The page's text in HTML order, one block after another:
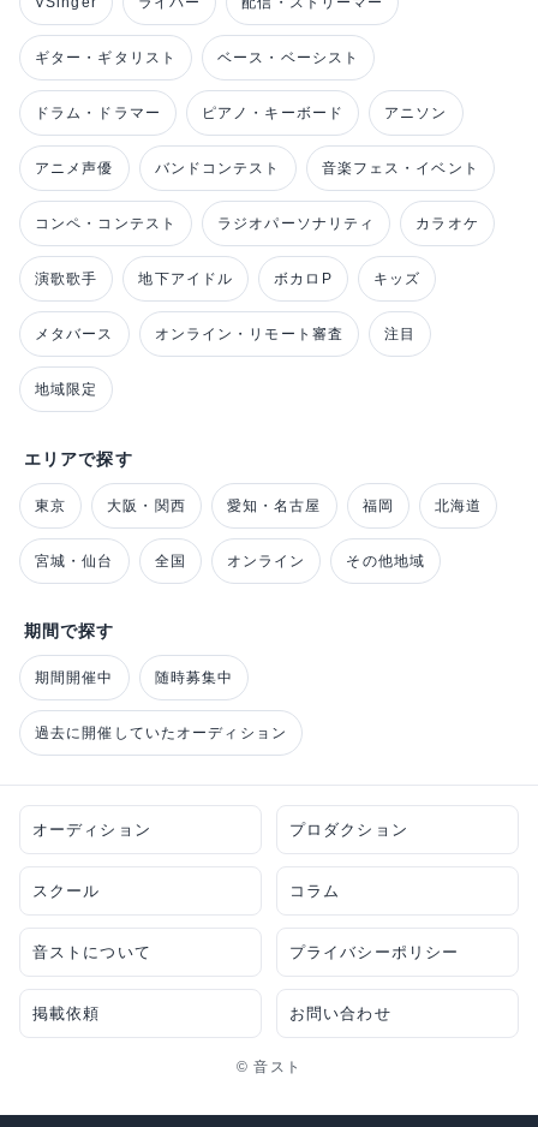
ギター・ギタリスト ベース・ベーシスト
ドラム・ドラマー ピアノ・キーボード アニソン
アニメ声優 バンドコンテスト 音楽フェス・イベント
コンペ・コンテスト ラジオパーソナリティ カラオケ
演歌歌手 地下アイドル ボカロP キッズ
メタバース オンライン・リモート審査 注目
地域限定
エリアで探す
東京 大阪・関西 愛知・名古屋 福岡 北海道
宮城・仙台 全国 オンライン その他地域
期間で探す
期間開催中 随時募集中
過去に開催していたオーディション
オーディション プロダクション
スクール コラム
音ストについて プライバシーポリシー
掲載依頼 お問い合わせ
© 音スト